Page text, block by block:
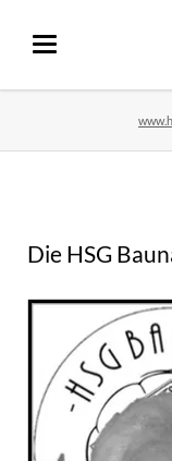
Die HSG